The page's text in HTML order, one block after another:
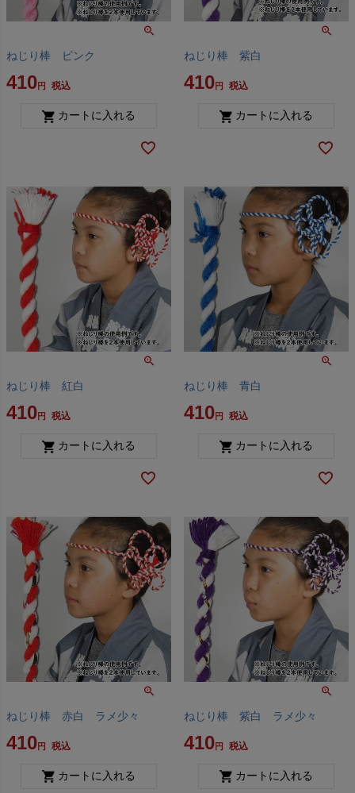
ねじり棒 ピンク
410 税込
カートに入れる
ねじり棒 紫白
410 税込
カートに入れる
ねじり棒 紅白
410 税込
カートに入れる
ねじり棒 青白
410 税込
カートに入れる
ねじり棒 赤白 ラメ少々
410 税込
カートに入れる
ねじり棒 紫白 ラメ少々
410 税込
カートに入れる